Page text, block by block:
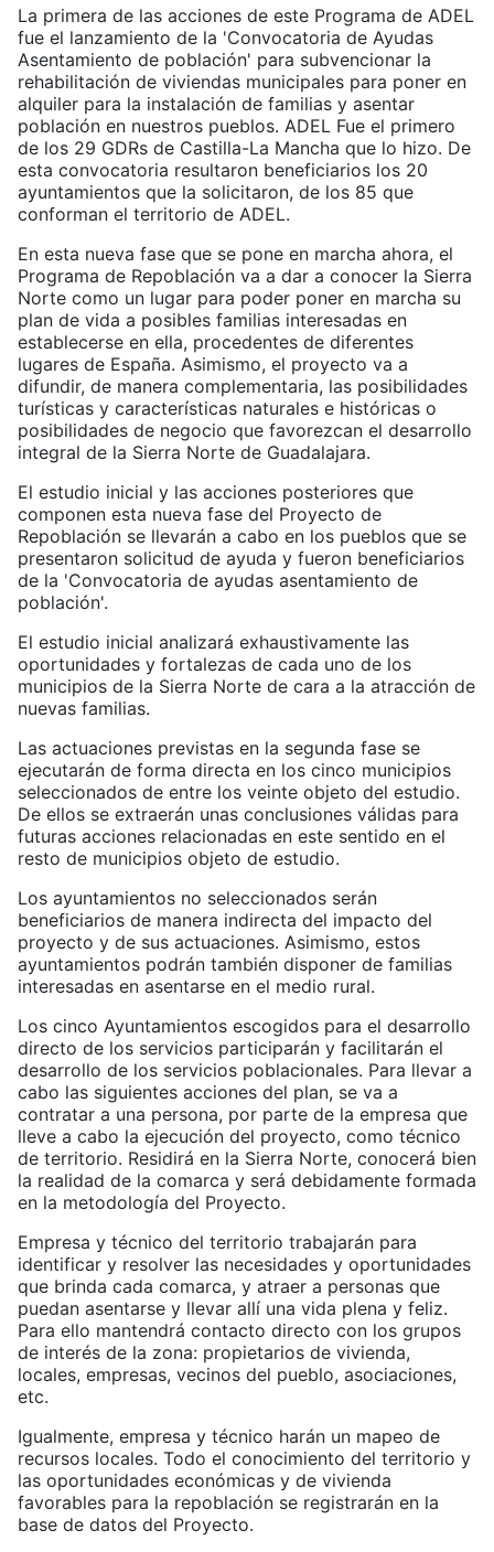
La primera de las acciones de este Programa de ADEL
fue el lanzamiento de la 'Convocatoria de Ayudas
Asentamiento de población' para subvencionar la
rehabilitación de viviendas municipales para poner en
alquiler para la instalación de familias y asentar
población en nuestros pueblos. ADEL Fue el primero
de los 29 GDRs de Castilla-La Mancha que lo hizo. De
esta convocatoria resultaron beneficiarios los 20
ayuntamientos que la solicitaron, de los 85 que
conforman el territorio de ADEL.
En esta nueva fase que se pone en marcha ahora, el
Programa de Repoblación va a dar a conocer la Sierra
Norte como un lugar para poder poner en marcha su
plan de vida a posibles familias interesadas en
establecerse en ella, procedentes de diferentes
lugares de España. Asimismo, el proyecto va a
difundir, de manera complementaria, las posibilidades
turísticas y características naturales e históricas o
posibilidades de negocio que favorezcan el desarrollo
integral de la Sierra Norte de Guadalajara.
El estudio inicial y las acciones posteriores que
componen esta nueva fase del Proyecto de
Repoblación se llevarán a cabo en los pueblos que se
presentaron solicitud de ayuda y fueron beneficiarios
de la 'Convocatoria de ayudas asentamiento de
población'.
El estudio inicial analizará exhaustivamente las
oportunidades y fortalezas de cada uno de los
municipios de la Sierra Norte de cara a la atracción de
nuevas familias.
Las actuaciones previstas en la segunda fase se
ejecutarán de forma directa en los cinco municipios
seleccionados de entre los veinte objeto del estudio.
De ellos se extraerán unas conclusiones válidas para
futuras acciones relacionadas en este sentido en el
resto de municipios objeto de estudio.
Los ayuntamientos no seleccionados serán
beneficiarios de manera indirecta del impacto del
proyecto y de sus actuaciones. Asimismo, estos
ayuntamientos podrán también disponer de familias
interesadas en asentarse en el medio rural.
Los cinco Ayuntamientos escogidos para el desarrollo
directo de los servicios participarán y facilitarán el
desarrollo de los servicios poblacionales. Para llevar a
cabo las siguientes acciones del plan, se va a
contratar a una persona, por parte de la empresa que
lleve a cabo la ejecución del proyecto, como técnico
de territorio. Residirá en la Sierra Norte, conocerá bien
la realidad de la comarca y será debidamente formada
en la metodología del Proyecto.
Empresa y técnico del territorio trabajarán para
identificar y resolver las necesidades y oportunidades
que brinda cada comarca, y atraer a personas que
puedan asentarse y llevar allí una vida plena y feliz.
Para ello mantendrá contacto directo con los grupos
de interés de la zona: propietarios de vivienda,
locales, empresas, vecinos del pueblo, asociaciones,
etc.
Igualmente, empresa y técnico harán un mapeo de
recursos locales. Todo el conocimiento del territorio y
las oportunidades económicas y de vivienda
favorables para la repoblación se registrarán en la
base de datos del Proyecto.